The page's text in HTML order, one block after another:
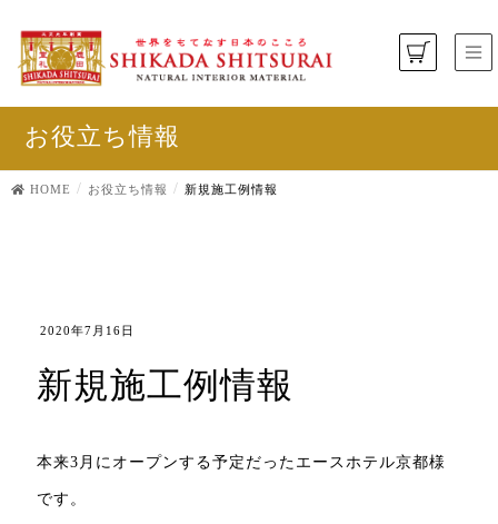
お役立ち情報
HOME お役立ち情報 新規施工例情報
2020年7月16日
新規施工例情報
本来3月にオープンする予定だったエースホテル京都様
です。